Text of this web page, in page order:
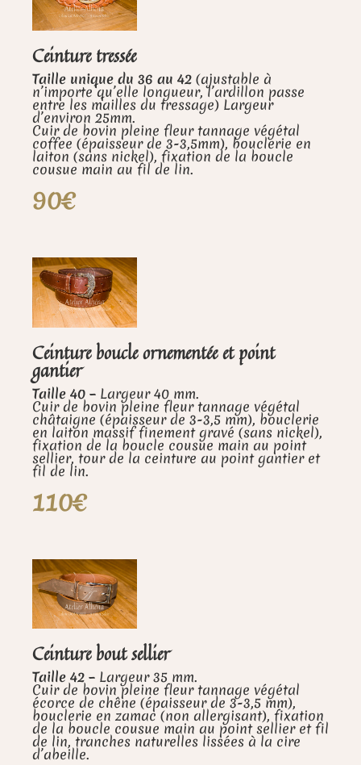
Ceinture tressée
Taille unique du 36 au 42 (ajustable à
n’importe qu’elle longueur, l’ardillon passe
entre les mailles du tressage) Largeur
d’environ 25mm.
Cuir de bovin pleine fleur tannage végétal
coffee (épaisseur de 3-3,5mm), bouclerie en
laiton (sans nickel), fixation de la boucle
cousue main au fil de lin.
90€
Ceinture boucle ornementée et point
gantier
Taille 40 – Largeur 40 mm.
Cuir de bovin pleine fleur tannage végétal
châtaigne (épaisseur de 3-3,5 mm), bouclerie
en laiton massif finement gravé (sans nickel),
fixation de la boucle cousue main au point
sellier, tour de la ceinture au point gantier et
fil de lin.
110€
Ceinture bout sellier
Taille 42 – Largeur 35 mm.
Cuir de bovin pleine fleur tannage végétal
écorce de chêne (épaisseur de 3-3,5 mm),
bouclerie en zamac (non allergisant), fixation
de la boucle cousue main au point sellier et fil
de lin, tranches naturelles lissées à la cire
d’abeille.